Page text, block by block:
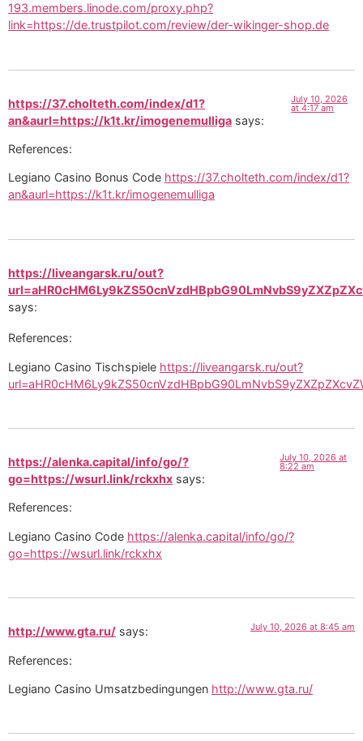
193.members.linode.com/proxy.php?
link=https://de.trustpilot.com/review/der-wikinger-shop.de
https://37.cholteth.com/index/d1?
an&aurl=https://k1t.kr/imogenemulliga says:
July 10, 2026
at 4:17 am
References:
Legiano Casino Bonus Code https://37.cholteth.com/index/d1?
an&aurl=https://k1t.kr/imogenemulliga
https://liveangarsk.ru/out?
says:
References:
Legiano Casino Tischspiele https://liveangarsk.ru/out?
https://alenka.capital/info/go/?
go=https://wsurl.link/rckxhx says:
July 10, 2026 at
8:22 am
References:
Legiano Casino Code https://alenka.capital/info/go/?
go=https://wsurl.link/rckxhx
http://www.gta.ru/ says: July 10, 2026 at 8:45 am
References:
Legiano Casino Umsatzbedingungen http://www.gta.ru/